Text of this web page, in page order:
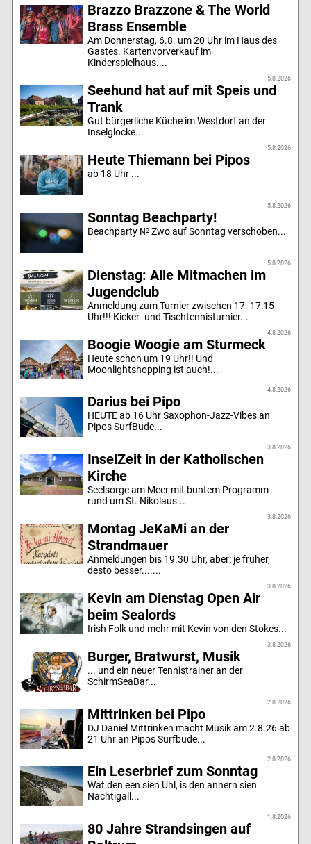
Brazzo Brazzone & The World
Brass Ensemble
Am Donnerstag, 6.8. um 20 Uhr im Haus des
Gastes. Kartenvorverkauf im
Kinderspielhaus....
5.8.2026
Seehund hat auf mit Speis und
Trank
Gut bürgerliche Küche im Westdorf an der
Inselglocke...
5.8.2026
Heute Thiemann bei Pipos
ab 18 Uhr ...
5.8.2026
Sonntag Beachparty!
Beachparty № Zwo auf Sonntag verschoben...
5.8.2026
Dienstag: Alle Mitmachen im
Jugendclub
Anmeldung zum Turnier zwischen 17 -17:15
Uhr!!! Kicker- und Tischtennisturnier...
4.8.2026
Boogie Woogie am Sturmeck
Heute schon um 19 Uhr!! Und
Moonlightshopping ist auch!...
4.8.2026
Darius bei Pipo
HEUTE ab 16 Uhr Saxophon-Jazz-Vibes an
Pipos SurfBude...
3.8.2026
InselZeit in der Katholischen
Kirche
Seelsorge am Meer mit buntem Programm
rund um St. Nikolaus...
3.8.2026
Montag JeKaMi an der
Strandmauer
Anmeldungen bis 19.30 Uhr, aber: je früher,
desto besser.......
3.8.2026
Kevin am Dienstag Open Air
beim Sealords
Irish Folk und mehr mit Kevin von den Stokes...
3.8.2026
Burger, Bratwurst, Musik
... und ein neuer Tennistrainer an der
SchirmSeaBar...
2.8.2026
Mittrinken bei Pipo
DJ Daniel Mittrinken macht Musik am 2.8.26 ab
21 Uhr an Pipos Surfbude...
2.8.2026
Ein Leserbrief zum Sonntag
Wat den een sien Uhl, is den annern sien
Nachtigall...
1.8.2026
80 Jahre Strandsingen auf